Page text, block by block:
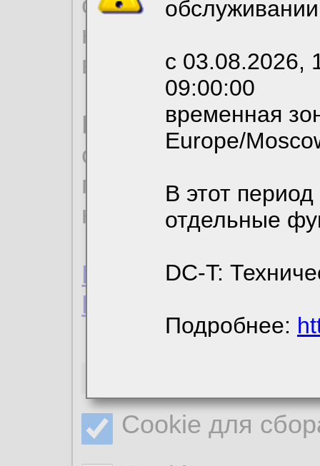
с 03.08.2026,
09:00:00
временная
Europe/
В этот
отдельные
DC-T:
Подробнее:
необходимых для
вы можете
По
ознакомиться с
пользовательским
Пользовательское
Политика
Cookie для